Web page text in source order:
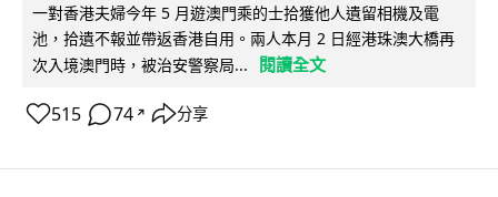
一對香港夫婦今年 5 月遊澳門乘的士拾獲他人遺留相機及電
池，拾遺不報並帶返香港自用。兩人本月 2 日經港珠澳大橋再
次入境澳門時，被治安警察局...
閱讀全文
515 74 ↗ 分享